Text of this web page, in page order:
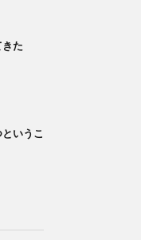
た
いうこ